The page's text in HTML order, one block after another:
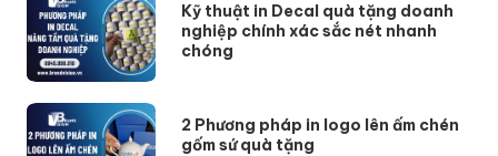
Kỹ thuật in Decal quà tặng doanh
nghiệp chính xác sắc nét nhanh
chóng
2 Phương pháp in logo lên ấm chén
gốm sứ quà tặng